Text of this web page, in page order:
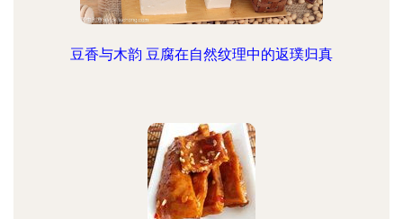
豆香与木韵 豆腐在自然纹理中的返璞归真